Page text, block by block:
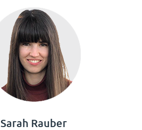
Sarah Rauber